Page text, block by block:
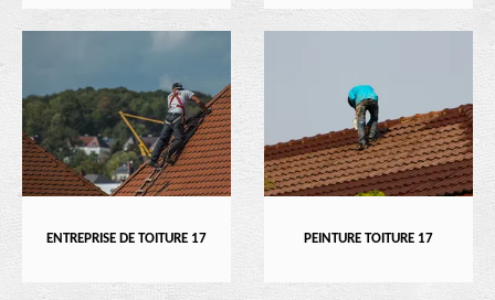
ENTREPRISE DE TOITURE 17 PEINTURE TOITURE 17